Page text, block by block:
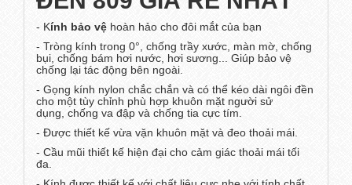
ĐEN 809 GIÁ RẺ NHẤT
- Kính bảo vệ hoàn hảo cho đôi mắt của bạn
- Tròng kính trong 0°, chống trầy xước, màn mờ, chống
bụi, chống bám hơi nước, hơi sương... Giúp bảo vệ
chống lại tác động bên ngoài.
- Gọng kính nylon chắc chắn và có thể kéo dài ngôi đền
cho một tùy chỉnh phù hợp khuôn mặt người sử
dụng, chống va đập và chống tia cực tím.
- Được thiết kế vừa vặn khuôn mặt và đeo thoải mái.
- Cầu mũi thiết kế hiện đại cho cảm giác thoải mái tối
đa.